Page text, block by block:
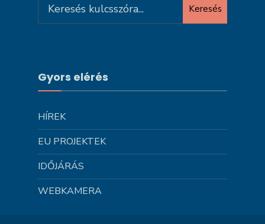
for:
Keresés
Gyors elérés
HÍREK
EU PROJEKTEK
IDŐJÁRÁS
WEBKAMERA